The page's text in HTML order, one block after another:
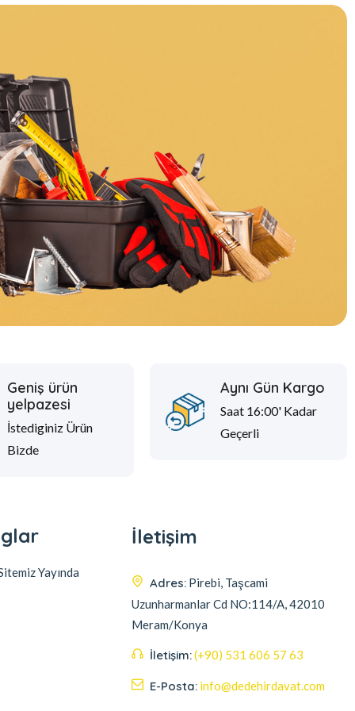
Geniş ürün
yelpazesi
İstediginiz Ürün
Bizde
Aynı Gün Kargo
Saat 16:00' Kadar
Geçerli
Yayında
İletişim
Adres: Pirebi, Taşcami
Uzunharmanlar Cd NO:114/A, 42010
Meram/Konya
İletişim:(+90) 531 606 57 63
E-Posta: info@dedehirdavat.com